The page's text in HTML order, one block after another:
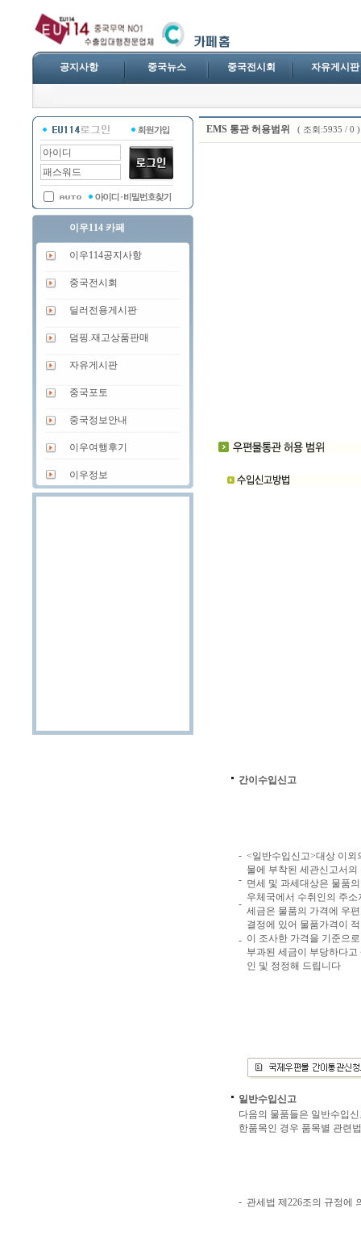
공지사항 중국뉴스 중국전시회 자유게시판
이우114 카페
이우114공지사항
중국전시회
딜러전용게시판
덤핑.재고상품판매
자유게시판
중국포토
중국정보안내
이우여행후기
이우정보
EMS 통관 허용범위 ( 조회:5935 / 0 )
간이수입신고
-
-
-
-
<일반수입신고>대상 이외
물에 부착된 세관신고서
면세 및 과세대상은 물품
우체국에서 수취인의 주
세금은 물품의 가격에 우
결정에 있어 물품가격이
이 조사한 가격을 기준으
부과된 세금이 부당하다
인 및 정정해 드립니다
일반수입신고
다음의 물품들은 일반수입
한품목인 경우 품목별 관련
- 관세법 제226조의 규정에